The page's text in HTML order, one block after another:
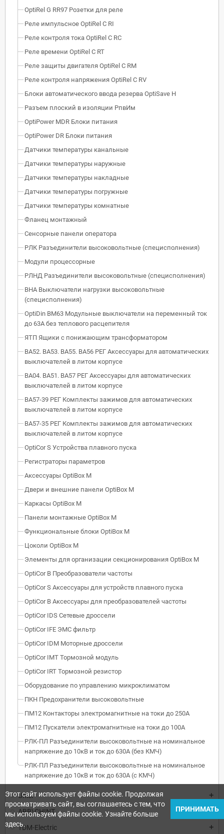
OptiRel G RR97 Розетки для реле
Реле импульсное OptiRel C RI
Реле контроля тока OptiRel С RС
Реле времени OptiRel С RT
Реле защиты двигателя OptiRel С RM
Реле контроля напряжения OptiRel C RV
Блоки автоматического ввода резерва OptiSave H
Разъем плоский в изоляции РпвИм
OptiPower MDR Блоки питания
OptiPower DR Блоки питания
Датчики температуры канальные
Датчики температуры наружные
Датчики температуры накладные
Датчики температуры погружные
Датчики температуры комнатные
Фланец монтажный
Сенсорные панели оператора
РЛК Разъединители высоковольтные (специсполнения)
Модули процессорные
РЛНД Разъединители высоковольтные (специсполнения)
ВНА Выключатели нагрузки высоковольтные
(специсполнения)
OptiDin BM63 Модульные выключатели на переменный ток
до 63А без теплового расцепителя
ЯТП Ящики с понижающим трансформатором
ВА52. ВА53. ВА55. ВА56 РЕГ Аксессуары для автоматических
выключателей в литом корпусе
ВА04. ВА51. ВА57 РЕГ Аксессуары для автоматических
выключателей в литом корпусе
ВА57-39 РЕГ Комплекты зажимов для автоматических
выключателей в литом корпусе
ВА57-35 РЕГ Комплекты зажимов для автоматических
выключателей в литом корпусе
OptiCor S Устройства плавного пуска
Регистраторы параметров
Аксессуары OptiBox M
Двери и внешние панели OptiBox M
Каркасы OptiBox M
Панели монтажные OptiBox M
Функциональные блоки OptiBox M
Цоколи OptiBox M
Элементы для организации секционирования OptiBox M
OptiCor B Преобразователи частоты
OptiCor S Аксессуары для устройств плавного пуска
OptiCor B Аксессуары для преобразователей частоты
OptiCor IDS Сетевые дроссели
OptiCor IFE ЭМС фильтр
OptiCor IDM Моторные дроссели
OptiCor IМТ Тормозной модуль
OptiCor IRT Тормозной резистор
Оборудование по управлению микроклиматом
ПКН Предохранители высоковольтные
ПМ12 Контакторы электромагнитные на токи до 250А
ПМ12 Пускатели электромагнитные на токи до 100А
РЛК-ПЛ Разъединители высоковольтные на номинальное
напряжение до 10кВ и ток до 630А (без КМЧ)
РЛК-ПЛ Разъединители высоковольтные на номинальное
напряжение до 10кВ и ток до 630А (с КМЧ)
Uniel
ABB\CHINT
TDM-Electric
Этот сайт использует файлы cookie. Продолжая
просматривать сайт, вы соглашаетесь с тем, что
мы используем файлы cookie. Узнайте больше
здесь.
ПРИНИМАТЬ